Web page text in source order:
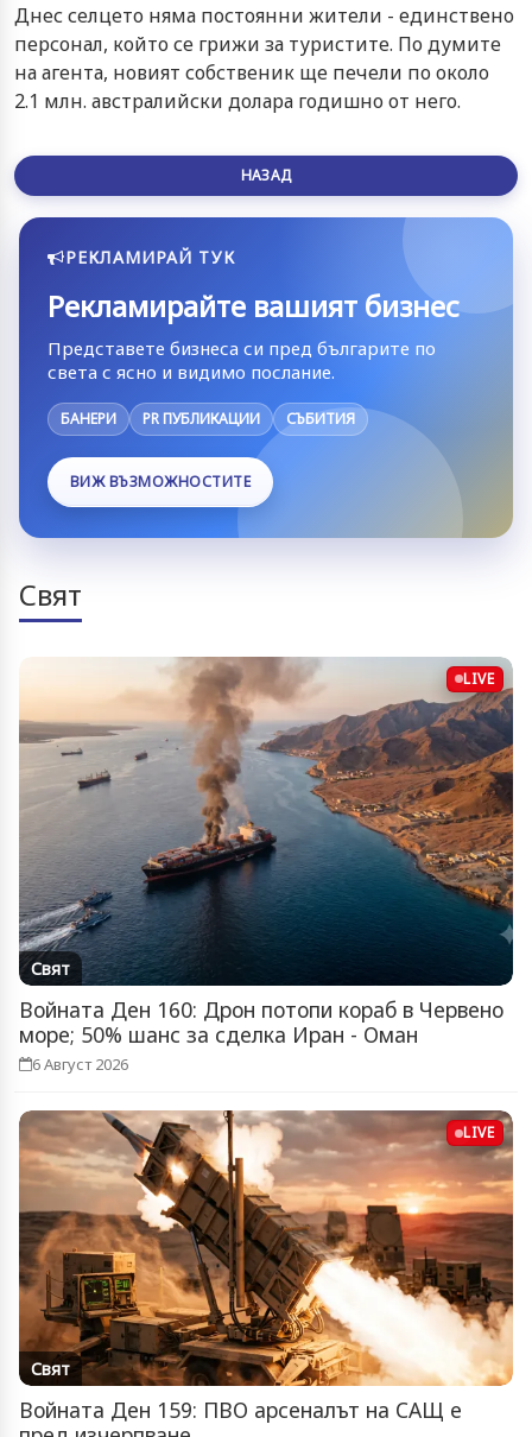
Днес селцето няма постоянни жители - единствено
персонал, който се грижи за туристите. По думите
на агента, новият собственик ще печели по около
2.1 млн. австралийски долара годишно от него.
НАЗАД
РЕКЛАМИРАЙ ТУК
Рекламирайте вашият бизнес
Представете бизнеса си пред българите по
света с ясно и видимо послание.
БАНЕРИ PR ПУБЛИКАЦИИ СЪБИТИЯ
ВИЖ ВЪЗМОЖНОСТИТЕ
Свят
LIVE
Свят
Войната Ден 160: Дрон потопи кораб в Червено
море; 50% шанс за сделка Иран - Оман
6 Август 2026
LIVE
Свят
Войната Ден 159: ПВО арсеналът на САЩ е